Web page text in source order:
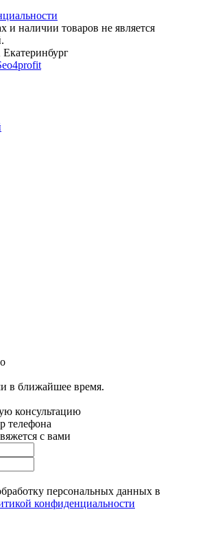
и наличии товаров не является
в ближайшее время.
консультацию
телефона
с вами
персональных данных в
конфиденциальности